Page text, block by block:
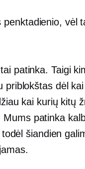
penktadienio, vėl
patinka. Taigi
priblokštas dėl
kai kurių kitų
patinka
šiandien